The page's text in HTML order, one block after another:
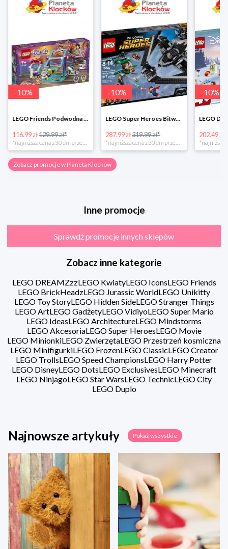
-10%
LEGO Friends Podwodna Frajda w super cenie
116.99 zł129.99 zł*
-10%
LEGO Super Heroes Bitwa powietrzna w super cenie
287.99 zł319.99 zł*
-10%
202.49 zł
Zobacz promocje w Planeta Klocków
Inne promocje
Sprawdź promocje innych sklepów
Zobacz inne kategorie
LEGO DREAMZzzLEGO KwiatyLEGO IconsLEGO Friends
LEGO BrickHeadzLEGO Jurassic WorldLEGO Unikitty
LEGO Toy StoryLEGO Hidden SideLEGO Stranger Things
LEGO ArtLEGO GadżetyLEGO VidiyoLEGO Super Mario
LEGO IdeasLEGO ArchitectureLEGO Mindstorms
LEGO AkcesoriaLEGO Super HeroesLEGO Movie
LEGO MinionkiLEGO ZwierzętaLEGO Przestrzeń kosmiczna
LEGO MinifigurkiLEGO FrozenLEGO ClassicLEGO Creator
LEGO TrollsLEGO Speed ChampionsLEGO Harry Potter
LEGO DisneyLEGO DotsLEGO ExclusivesLEGO Minecraft
LEGO NinjagoLEGO Star WarsLEGO TechnicLEGO City
LEGO Duplo
Najnowsze artykuły Pokaż wszystkie